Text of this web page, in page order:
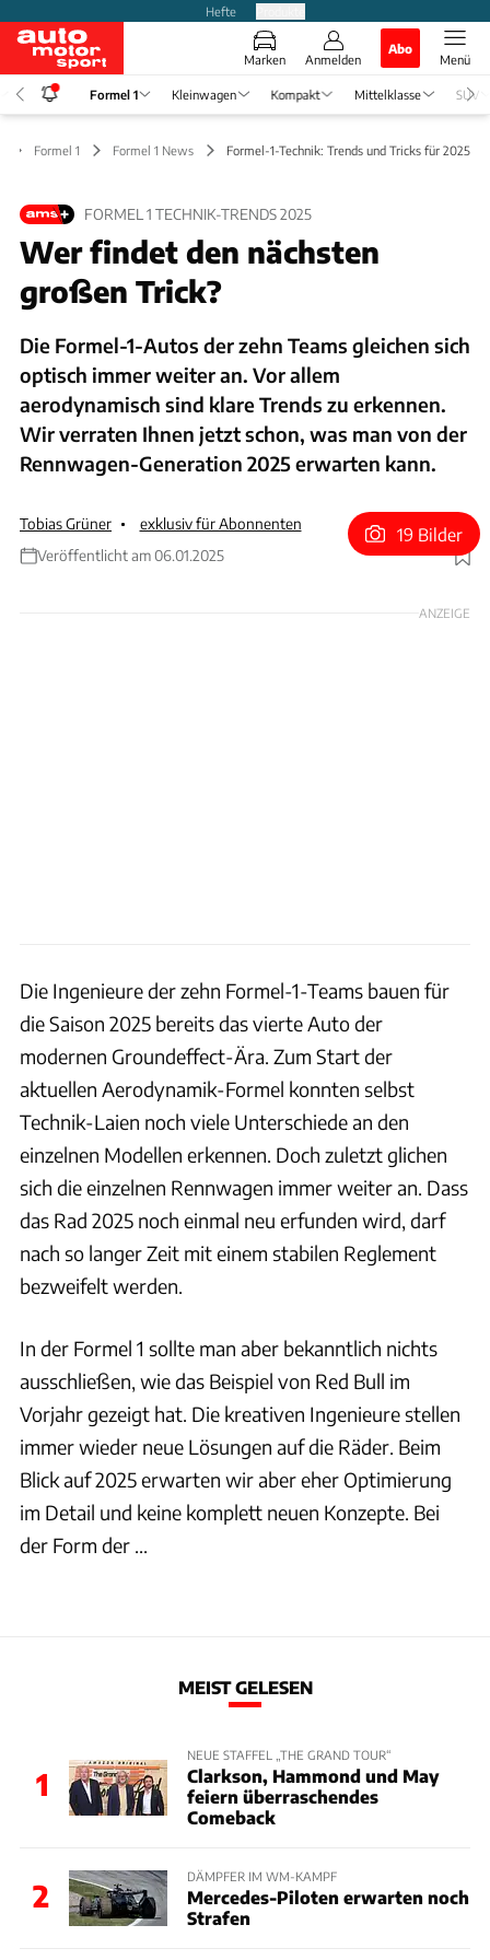
Hefte
Marken Anmelden
Abo
Menü
Formel 1 Kleinwagen Kompakt Mittelklasse SUV
Formel 1 Formel 1 News Formel-1-Technik: Trends und Tricks für 2025
FORMEL 1 TECHNIK-TRENDS 2025
Wer findet den nächsten
großen Trick?
Die Formel-1-Autos der zehn Teams gleichen sich
optisch immer weiter an. Vor allem
aerodynamisch sind klare Trends zu erkennen.
Wir verraten Ihnen jetzt schon, was man von der
Rennwagen-Generation 2025 erwarten kann.
Tobias Grüner
exklusiv für Abonnenten
Veröffentlicht am 06.01.2025
Foto: ams
19 Bilder
ANZEIGE
Die Ingenieure der zehn Formel-1-Teams bauen für
die Saison 2025 bereits das vierte Auto der
modernen Groundeffect-Ära. Zum Start der
aktuellen Aerodynamik-Formel konnten selbst
Technik-Laien noch viele Unterschiede an den
einzelnen Modellen erkennen. Doch zuletzt glichen
sich die einzelnen Rennwagen immer weiter an. Dass
das Rad 2025 noch einmal neu erfunden wird, darf
nach so langer Zeit mit einem stabilen Reglement
bezweifelt werden.
In der Formel 1 sollte man aber bekanntlich nichts
ausschließen, wie das Beispiel von Red Bull im
Vorjahr gezeigt hat. Die kreativen Ingenieure stellen
immer wieder neue Lösungen auf die Räder. Beim
Blick auf 2025 erwarten wir aber eher Optimierung
im Detail und keine komplett neuen Konzepte. Bei
der Form der ...
MEIST GELESEN
1
NEUE STAFFEL „THE GRAND TOUR“
Clarkson, Hammond und May
feiern überraschendes
Comeback
2
DÄMPFER IM WM-KAMPF
Mercedes-Piloten erwarten noch
Strafen